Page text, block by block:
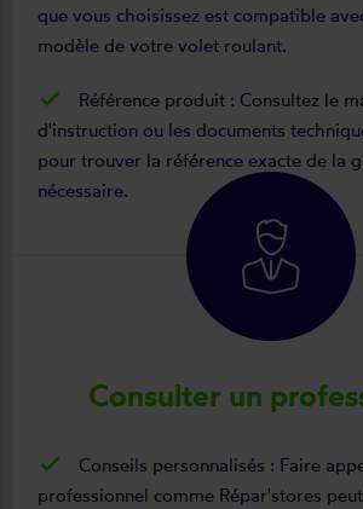
que vous choisissez est compatible
modèle de votre volet roulant.
Référence produit : Consultez le
d'instruction ou les documents
pour trouver la référence exacte de la
nécessaire.
Consulter un
Conseils personnalisés : Faire
professionnel comme Répar'stores